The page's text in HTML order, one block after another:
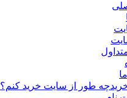
چه طور از سایت خرید کنم؟